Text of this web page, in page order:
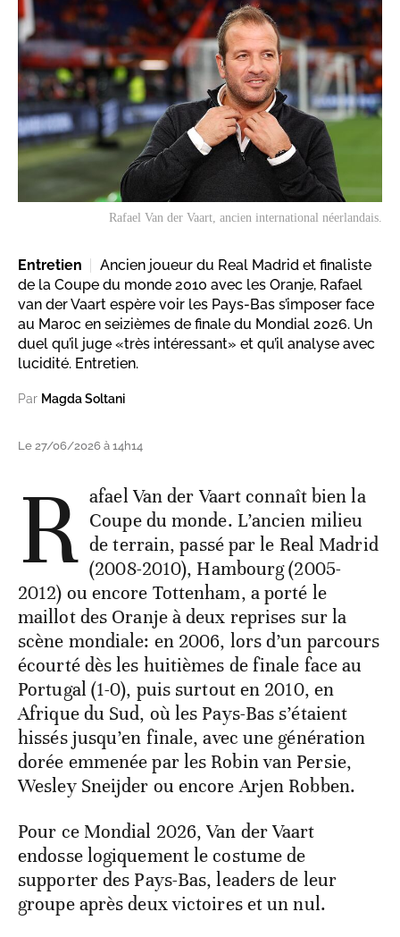
Rafael Van der Vaart, ancien international néerlandais.
Entretien
Ancien joueur du Real Madrid et finaliste
de la Coupe du monde 2010 avec les Oranje, Rafael
van der Vaart espère voir les Pays-Bas s’imposer face
au Maroc en seizièmes de finale du Mondial 2026. Un
duel qu’il juge «très intéressant» et qu’il analyse avec
lucidité. Entretien.
Par Magda Soltani
Le 27/06/2026 à 14h14
R afael Van der Vaart connaît bien la
Coupe du monde. L’ancien milieu
de terrain, passé par le Real Madrid
(2008-2010), Hambourg (2005-
2012) ou encore Tottenham, a porté le
maillot des Oranje à deux reprises sur la
scène mondiale: en 2006, lors d’un parcours
écourté dès les huitièmes de finale face au
Portugal (1-0), puis surtout en 2010, en
Afrique du Sud, où les Pays-Bas s’étaient
hissés jusqu’en finale, avec une génération
dorée emmenée par les Robin van Persie,
Wesley Sneijder ou encore Arjen Robben.
Pour ce Mondial 2026, Van der Vaart
endosse logiquement le costume de
supporter des Pays-Bas, leaders de leur
groupe après deux victoires et un nul.